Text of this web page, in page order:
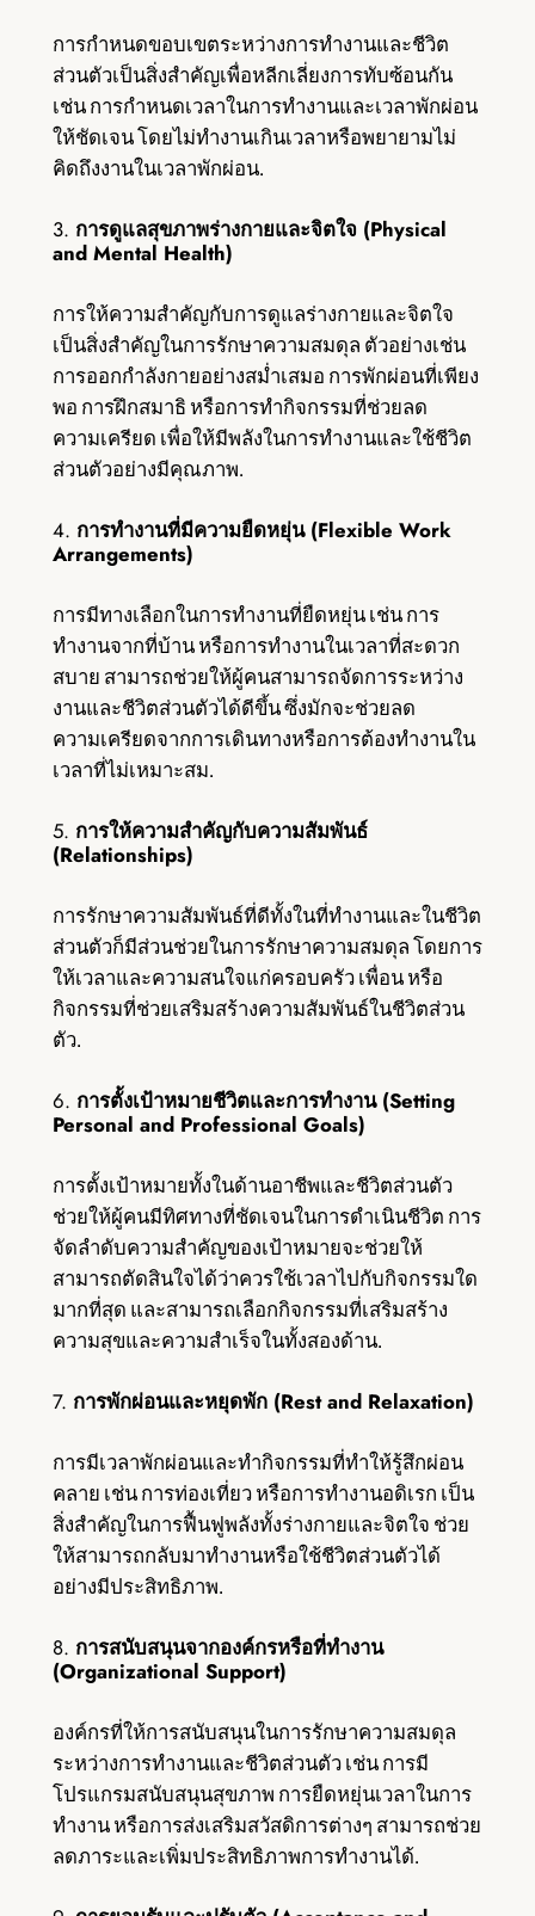
การกำหนดขอบเขตระหว่างการทำงานและชีวิต
ส่วนตัวเป็นสิ่งสำคัญเพื่อหลีกเลี่ยงการทับซ้อนกัน
เช่น การกำหนดเวลาในการทำงานและเวลาพักผ่อน
ให้ชัดเจน โดยไม่ทำงานเกินเวลาหรือพยายามไม่
คิดถึงงานในเวลาพักผ่อน.
3. การดูแลสุขภาพร่างกายและจิตใจ (Physical
and Mental Health)
การให้ความสำคัญกับการดูแลร่างกายและจิตใจ
เป็นสิ่งสำคัญในการรักษาความสมดุล ตัวอย่างเช่น
การออกกำลังกายอย่างสม่ำเสมอ การพักผ่อนที่เพียง
พอ การฝึกสมาธิ หรือการทำกิจกรรมที่ช่วยลด
ความเครียด เพื่อให้มีพลังในการทำงานและใช้ชีวิต
ส่วนตัวอย่างมีคุณภาพ.
4. การทำงานที่มีความยืดหยุ่น (Flexible Work
Arrangements)
การมีทางเลือกในการทำงานที่ยืดหยุ่น เช่น การ
ทำงานจากที่บ้าน หรือการทำงานในเวลาที่สะดวก
สบาย สามารถช่วยให้ผู้คนสามารถจัดการระหว่าง
งานและชีวิตส่วนตัวได้ดีขึ้น ซึ่งมักจะช่วยลด
ความเครียดจากการเดินทางหรือการต้องทำงานใน
เวลาที่ไม่เหมาะสม.
5. การให้ความสำคัญกับความสัมพันธ์
(Relationships)
การรักษาความสัมพันธ์ที่ดีทั้งในที่ทำงานและในชีวิต
ส่วนตัวก็มีส่วนช่วยในการรักษาความสมดุล โดยการ
ให้เวลาและความสนใจแก่ครอบครัว เพื่อน หรือ
กิจกรรมที่ช่วยเสริมสร้างความสัมพันธ์ในชีวิตส่วน
ตัว.
6. การตั้งเป้าหมายชีวิตและการทำงาน (Setting
Personal and Professional Goals)
การตั้งเป้าหมายทั้งในด้านอาชีพและชีวิตส่วนตัว
ช่วยให้ผู้คนมีทิศทางที่ชัดเจนในการดำเนินชีวิต การ
จัดลำดับความสำคัญของเป้าหมายจะช่วยให้
สามารถตัดสินใจได้ว่าควรใช้เวลาไปกับกิจกรรมใด
มากที่สุด และสามารถเลือกกิจกรรมที่เสริมสร้าง
ความสุขและความสำเร็จในทั้งสองด้าน.
7. การพักผ่อนและหยุดพัก (Rest and Relaxation)
การมีเวลาพักผ่อนและทำกิจกรรมที่ทำให้รู้สึกผ่อน
คลาย เช่น การท่องเที่ยว หรือการทำงานอดิเรก เป็น
สิ่งสำคัญในการฟื้นฟูพลังทั้งร่างกายและจิตใจ ช่วย
ให้สามารถกลับมาทำงานหรือใช้ชีวิตส่วนตัวได้
อย่างมีประสิทธิภาพ.
8. การสนับสนุนจากองค์กรหรือที่ทำงาน
(Organizational Support)
องค์กรที่ให้การสนับสนุนในการรักษาความสมดุล
ระหว่างการทำงานและชีวิตส่วนตัว เช่น การมี
โปรแกรมสนับสนุนสุขภาพ การยืดหยุ่นเวลาในการ
ทำงาน หรือการส่งเสริมสวัสดิการต่างๆ สามารถช่วย
ลดภาระและเพิ่มประสิทธิภาพการทำงานได้.